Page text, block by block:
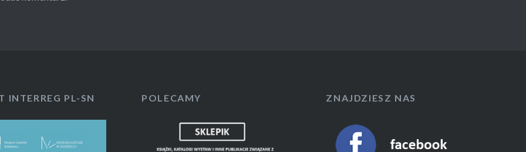
INTERREG PL-SN POLECAMY ZNAJDZIESZ NAS